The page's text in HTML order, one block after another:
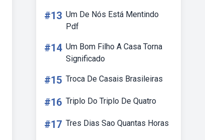
#13 Um De Nós Está Mentindo
Pdf
#14 Um Bom Filho A Casa Torna
Significado
#15 Troca De Casais Brasileiras
#16 Triplo Do Triplo De Quatro
#17 Tres Dias Sao Quantas Horas